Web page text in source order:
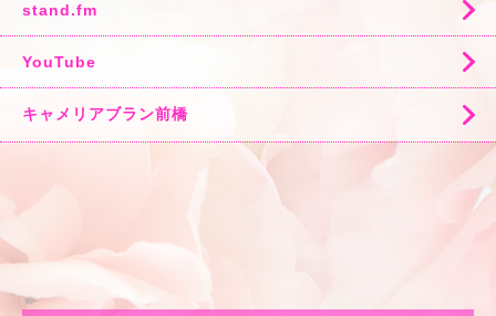
stand.fm
YouTube
キャメリアブラン前橋